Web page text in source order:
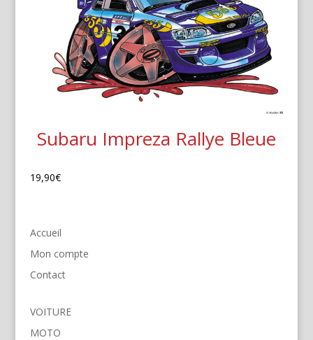
Subaru Impreza Rallye Bleue
19,90€
Accueil
Mon compte
Contact
VOITURE
MOTO